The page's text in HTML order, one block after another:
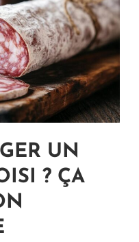
UN
? ÇA